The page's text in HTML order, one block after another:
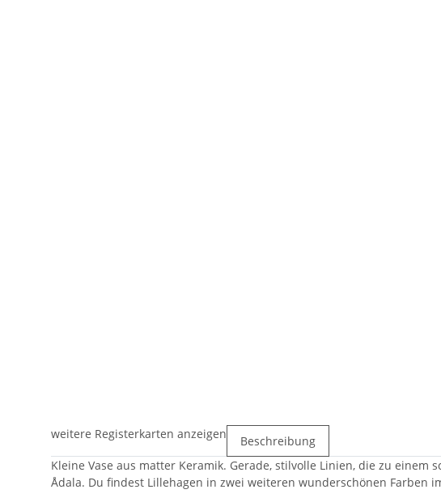
weitere Registerkarten anzeigen
Beschreibung
Kleine Vase aus matter Keramik. Gerade, stilvolle Linien, die zu
Ådala. Du findest Lillehagen in zwei weiteren wunderschönen Farben